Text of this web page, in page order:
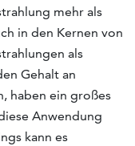
mehr als
in den Kernen von
als
Gehalt an
haben ein großes
Anwendung
kann es